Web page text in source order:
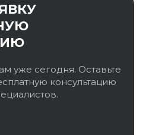
уже сегодня. Оставьте
консультацию